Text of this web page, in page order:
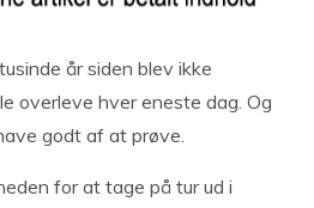
år siden blev ikke
overleve hver eneste dag. Og
godt af at prøve.
for at tage på tur ud i